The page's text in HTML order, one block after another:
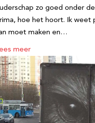
zo goed onder
hoe het hoort. Ik weet
moet maken en…
meer